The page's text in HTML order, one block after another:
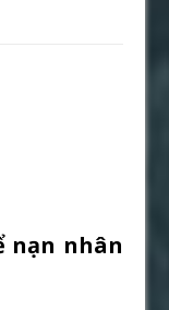
nạn nhân